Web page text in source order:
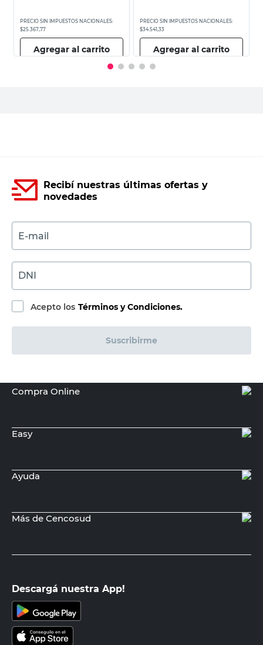
PRECIO SIN IMPUESTOS NACIONALES:
$25.367,77
Agregar al carrito
PRECIO SIN IMPUESTOS NACIONALES:
$34.541,33
Agregar al carrito
Recibí nuestras últimas ofertas y
novedades
E-mail
DNI
Acepto los Términos y Condiciones.
Suscribirme
Compra Online
Easy
Ayuda
Más de Cencosud
Descargá nuestra App!